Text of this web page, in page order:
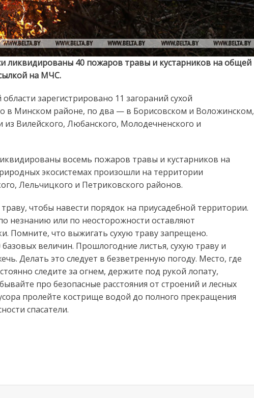
ликвидированы 40 пожаров травы и кустарников на общей
на МЧС.
зарегистрировано 11 загораний сухой
в Минском районе, по два — в Борисовском и Воложинском,
Вилейского, Любанского, Молодечненского и
восемь пожаров травы и кустарников на
экосистемах произошли на территории
Лельчицкого и Петриковского районов.
чтобы навести порядок на приусадебной территории.
незнанию или по неосторожности оставляют
Помните, что выжигать сухую траву запрещено.
величин. Прошлогодние листья, сухую траву и
Делать это следует в безветренную погоду. Место, где
следите за огнем, держите под рукой лопату,
про безопасные расстояния от строений и лесных
пролейте кострище водой до полного прекращения
спасатели.